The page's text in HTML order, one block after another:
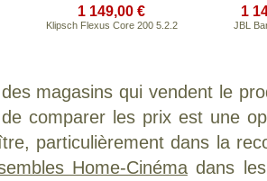
1 149,00 €
Klipsch Flexus Core 200 5.2.2
1
JBL
magasins qui vendent le
comparer les prix est une
particulièrement dans la
Home-Cinémadans les